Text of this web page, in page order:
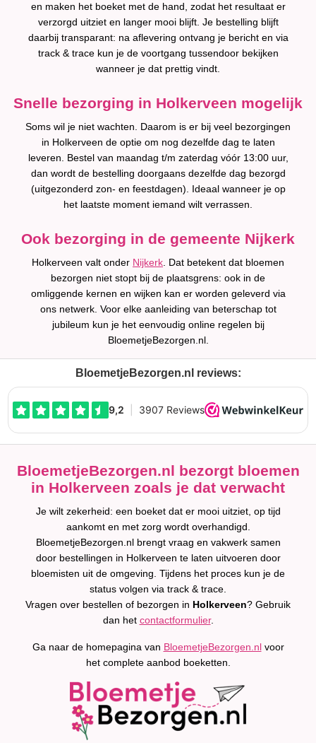
en maken het boeket met de hand, zodat het resultaat er
verzorgd uitziet en langer mooi blijft. Je bestelling blijft
daarbij transparant: na aflevering ontvang je bericht en via
track & trace kun je de voortgang tussendoor bekijken
wanneer je dat prettig vindt.
Snelle bezorging in Holkerveen mogelijk
Soms wil je niet wachten. Daarom is er bij veel bezorgingen
in Holkerveen de optie om nog dezelfde dag te laten
leveren. Bestel van maandag t/m zaterdag vóór 13:00 uur,
dan wordt de bestelling doorgaans dezelfde dag bezorgd
(uitgezonderd zon- en feestdagen). Ideaal wanneer je op
het laatste moment iemand wilt verrassen.
Ook bezorging in de gemeente Nijkerk
Holkerveen valt onder Nijkerk . Dat betekent dat bloemen
bezorgen niet stopt bij de plaatsgrens: ook in de
omliggende kernen en wijken kan er worden geleverd via
ons netwerk. Voor elke aanleiding van beterschap tot
jubileum kun je het eenvoudig online regelen bij
BloemetjeBezorgen.nl.
BloemetjeBezorgen.nl reviews:
BloemetjeBezorgen.nl bezorgt bloemen
in Holkerveen zoals je dat verwacht
Je wilt zekerheid: een boeket dat er mooi uitziet, op tijd
aankomt en met zorg wordt overhandigd.
BloemetjeBezorgen.nl brengt vraag en vakwerk samen
door bestellingen in Holkerveen te laten uitvoeren door
bloemisten uit de omgeving. Tijdens het proces kun je de
status volgen via track & trace.
Vragen over bestellen of bezorgen in Holkerveen? Gebruik
dan het contactformulier.
Ga naar de homepagina van BloemetjeBezorgen.nlvoor
het complete aanbod boeketten.